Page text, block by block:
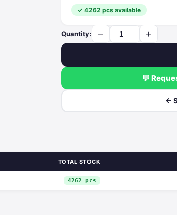
✓ 4262 pcs available
Quantity: − +
💬
←
TOTAL STOCK
4262 pcs